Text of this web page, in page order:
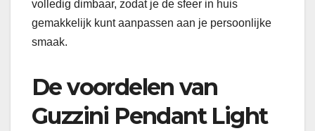
volledig dimbaar, zodat je de sfeer in huis
gemakkelijk kunt aanpassen aan je persoonlijke
smaak.
De voordelen van
Guzzini Pendant Light